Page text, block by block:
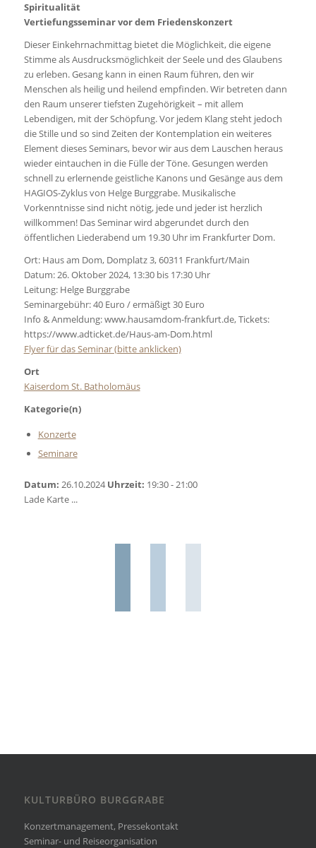
Spiritualität
Vertiefungsseminar vor dem Friedenskonzert
Dieser Einkehrnachmittag bietet die Möglichkeit, die eigene
Stimme als Ausdrucksmöglichkeit der Seele und des Glaubens
zu erleben. Gesang kann in einen Raum führen, den wir
Menschen als heilig und heilend empfinden. Wir betreten dann
den Raum unserer tiefsten Zugehörigkeit – mit allem
Lebendigen, mit der Schöpfung. Vor jedem Klang steht jedoch
die Stille und so sind Zeiten der Kontemplation ein weiteres
Element dieses Seminars, bevor wir aus dem Lauschen heraus
wieder eintauchen in die Fülle der Töne. Gesungen werden
schnell zu erlernende geistliche Kanons und Gesänge aus dem
HAGIOS-Zyklus von Helge Burggrabe. Musikalische
Vorkenntnisse sind nicht nötig, jede und jeder ist herzlich
willkommen! Das Seminar wird abgerundet durch den
öffentlichen Liederabend um 19.30 Uhr im Frankfurter Dom.
Ort: Haus am Dom, Domplatz 3, 60311 Frankfurt/Main
Datum: 26. Oktober 2024, 13:30 bis 17:30 Uhr
Leitung: Helge Burggrabe
Seminargebühr: 40 Euro / ermäßigt 30 Euro
Info & Anmeldung: www.hausamdom-frankfurt.de, Tickets:
https://www.adticket.de/Haus-am-Dom.html
Flyer für das Seminar (bitte anklicken)
Ort
Kaiserdom St. Batholomäus
Kategorie(n)
Konzerte
Seminare
Datum: 26.10.2024Uhrzeit: 19:30 - 21:00
Lade Karte ...
KULTURBÜRO BURGGRABE
Konzertmanagement, Pressekontakt
Seminar- und Reiseorganisation